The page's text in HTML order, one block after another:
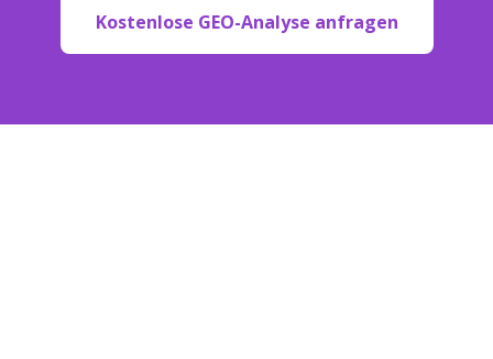
Kostenlose GEO-Analyse anfragen